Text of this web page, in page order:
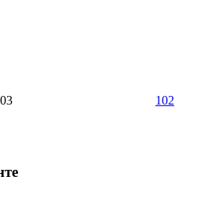
102